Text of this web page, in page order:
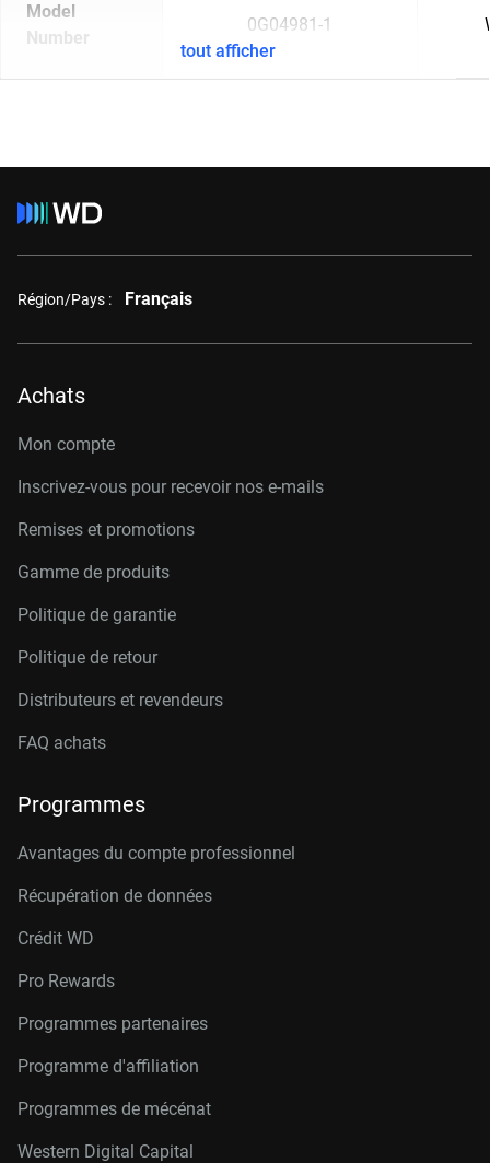
Model
Number
0G04981-1
tout afficher
Région/Pays : Français
Achats
Mon compte
Inscrivez-vous pour recevoir nos e-mails
Remises et promotions
Gamme de produits
Politique de garantie
Politique de retour
Distributeurs et revendeurs
FAQ achats
Programmes
Avantages du compte professionnel
Récupération de données
Crédit WD
Pro Rewards
Programmes partenaires
Programme d'affiliation
Programmes de mécénat
Western Digital Capital